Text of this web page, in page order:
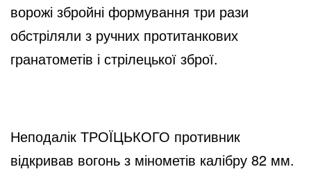
ворожі збройні формування три рази
обстріляли з ручних протитанкових
гранатометів і стрілецької зброї.
Неподалік ТРОЇЦЬКОГО противник
відкривав вогонь з мінометів калібру 82 мм.